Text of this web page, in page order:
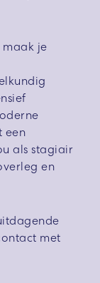
maak je
een
als stagiair
en
met